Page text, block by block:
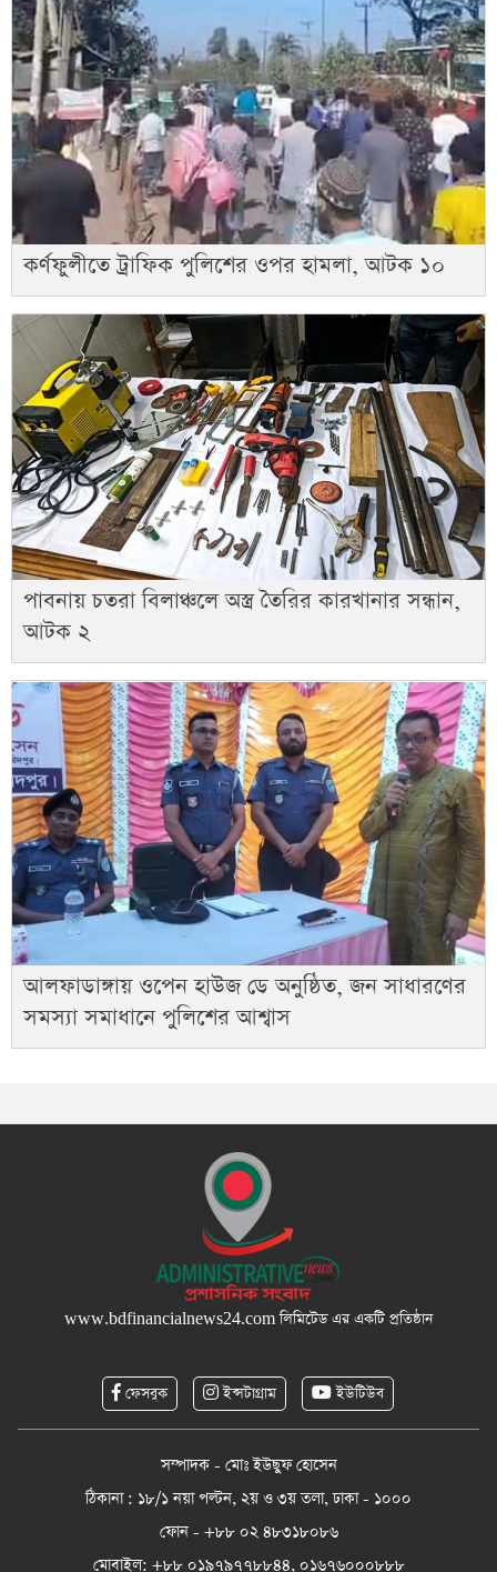
কর্ণফুলীতে ট্রাফিক পুলিশের ওপর হামলা, আটক ১০
পাবনায় চতরা বিলাঞ্চলে অস্ত্র তৈরির কারখানার সন্ধান,
আটক ২
আলফাডাঙ্গায় ওপেন হাউজ ডে অনুষ্ঠিত, জন সাধারণের
সমস্যা সমাধানে পুলিশের আশ্বাস
www.bdfinancialnews24.comলিমিটেড এর একটি প্রতিষ্ঠান
ফেসবুক ইন্সটাগ্রাম ইউটিউব
সম্পাদক - মোঃ ইউছুফ হোসেন
ঠিকানা : ১৮/১ নয়া পল্টন, ২য় ও ৩য় তলা, ঢাকা - ১০০০
ফোন - +৮৮ ০২ ৪৮৩১৮০৮৬
মোবাইল: +৮৮ ০১৯৭৯৭৭৮৮৪৪, ০১৬৭৬০০০৮৮৮